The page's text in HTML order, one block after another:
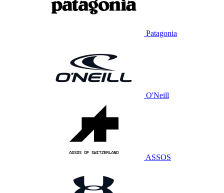
Patagonia
O'Neill
ASSOS